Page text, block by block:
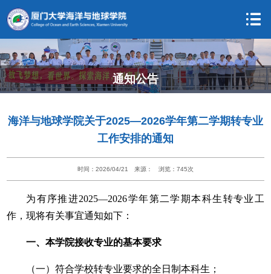
通知公告
海洋与地球学院关于2025—2026学年第二学期转专业
工作安排的通知
时间：2026/04/21 来源： 浏览： 745次
为有序推进2025—2026学年第二学期本科生转专业工
作，现将有关事宜通知如下：
一、本学院接收专业的基本要求
（一）符合学校转专业要求的全日制本科生；